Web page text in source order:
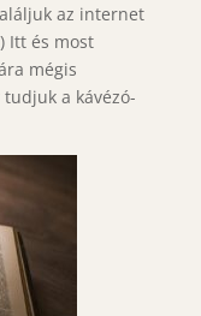
az internet
Itt és most
mégis
a kávézó-